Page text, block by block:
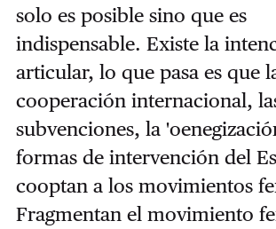
solo es posible sino que es
indispensable. Existe la
articular, lo que pasa es que
cooperación internacional,
subvenciones, la
formas de intervención del
cooptan a los movimientos
Fragmentan el movimiento